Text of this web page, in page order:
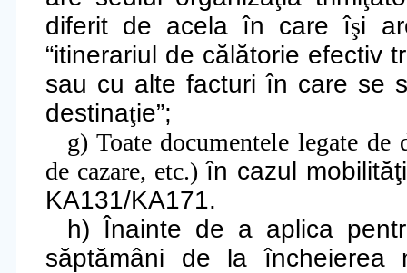
diferit de acela în care îşi
“itinerariul de călătorie efectiv
sau cu alte facturi în care se
destinaţie”;
g) Toate documentele legate
de cazare, etc.)în cazul
KA131/KA171.
h) Înainte de a aplica
săptămâni de la încheierea